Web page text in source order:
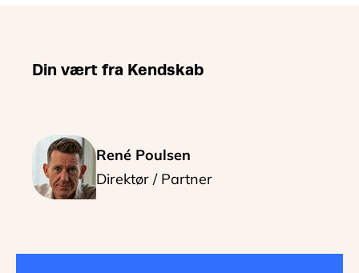
Din vært fra Kendskab
René Poulsen
Direktør / Partner